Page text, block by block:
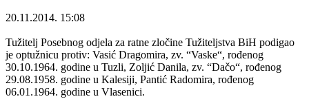
20.11.2014. 15:08
Tužitelj Posebnog odjela za ratne zločine Tužiteljstva BiH podigao
je optužnicu protiv: Vasić Dragomira, zv. “Vaske“, rođenog
30.10.1964. godine u Tuzli, Zoljić Danila, zv. “Dačo“, rođenog
29.08.1958. godine u Kalesiji, Pantić Radomira, rođenog
06.01.1964. godine u Vlasenici.